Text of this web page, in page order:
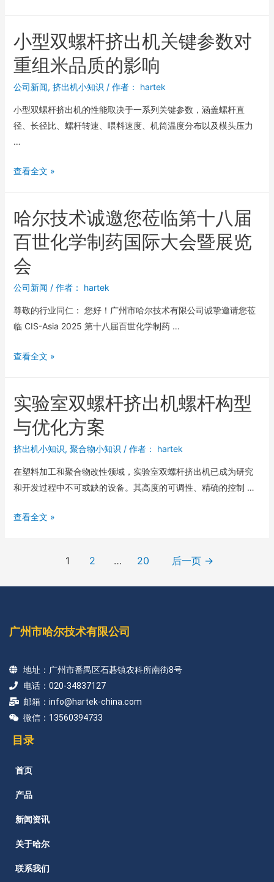
小型双螺杆挤出机关键参数对
重组米品质的影响
公司新闻, 挤出机小知识 / 作者： hartek
小型双螺杆挤出机的性能取决于一系列关键参数，涵盖螺杆直
径、长径比、螺杆转速、喂料速度、机筒温度分布以及模头压力
…
查看全文 »
哈尔技术诚邀您莅临第十八届
百世化学制药国际大会暨展览
会
公司新闻 / 作者： hartek
尊敬的行业同仁： 您好！广州市哈尔技术有限公司诚挚邀请您莅
临 CIS-Asia 2025 第十八届百世化学制药 …
查看全文 »
实验室双螺杆挤出机螺杆构型
与优化方案
挤出机小知识, 聚合物小知识 / 作者： hartek
在塑料加工和聚合物改性领域，实验室双螺杆挤出机已成为研究
和开发过程中不可或缺的设备。其高度的可调性、精确的控制 …
查看全文 »
1 2 … 20 后一页 →
广州市哈尔技术有限公司
地址：广州市番禺区石碁镇农科所南街8号
电话：020-34837127
邮箱：info@hartek-china.com
微信：13560394733
目录
首页
产品
新闻资讯
关于哈尔
联系我们